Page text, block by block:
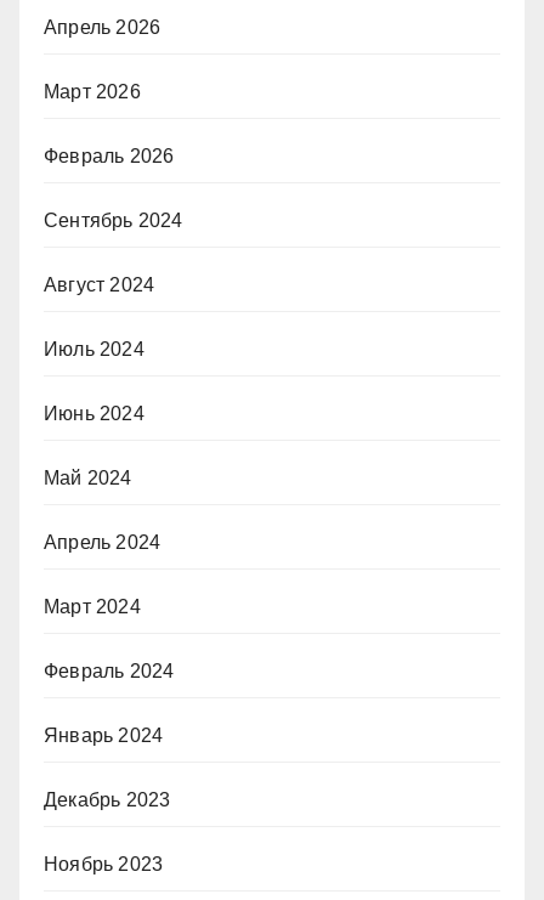
Апрель 2026
Март 2026
Февраль 2026
Сентябрь 2024
Август 2024
Июль 2024
Июнь 2024
Май 2024
Апрель 2024
Март 2024
Февраль 2024
Январь 2024
Декабрь 2023
Ноябрь 2023